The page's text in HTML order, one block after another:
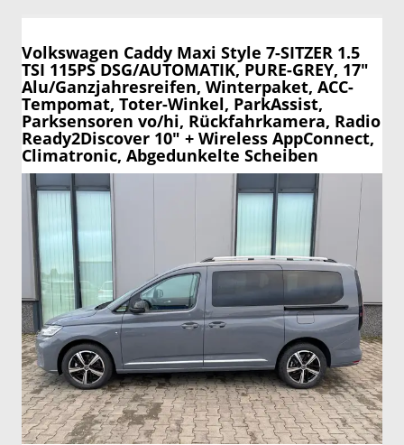
Volkswagen Caddy Maxi Style 7-SITZER 1.5
TSI 115PS DSG/AUTOMATIK, PURE-GREY, 17"
Alu/Ganzjahresreifen, Winterpaket, ACC-
Tempomat, Toter-Winkel, ParkAssist,
Parksensoren vo/hi, Rückfahrkamera, Radio
Ready2Discover 10" + Wireless AppConnect,
Climatronic, Abgedunkelte Scheiben